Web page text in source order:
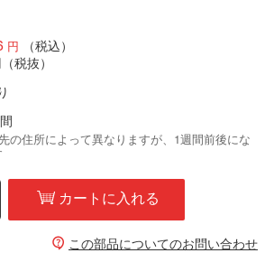
（税込）
（税抜）
の住所によって異なりますが、1週間前後にな
カートに入れる
この部品についてのお問い合わせ